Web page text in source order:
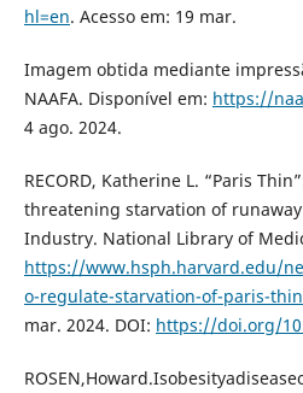
hl=en. Acesso em: 19 mar.
Imagem obtida mediante
NAAFA. Disponível em: https://
4 ago. 2024.
RECORD, Katherine L. “Paris
threatening starvation of
Industry. National Library of
https://www.hsph.harvard.edu/
o-regulate-starvation-of-paris-
mar. 2024. DOI: https://doi.org/